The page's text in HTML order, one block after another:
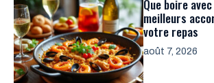
Que boire
meilleurs
votre repas
août 7, 2026